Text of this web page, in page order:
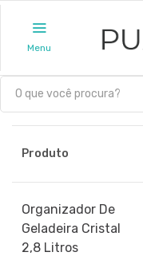
Menu
Produto
Organizador De
Geladeira Cristal
2,8 Litros